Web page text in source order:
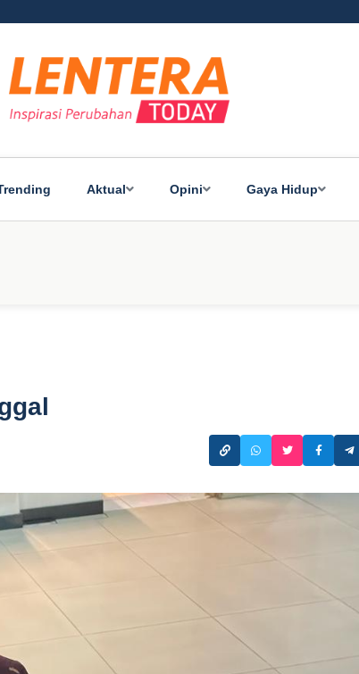
Aktual Opini Gaya Hidup